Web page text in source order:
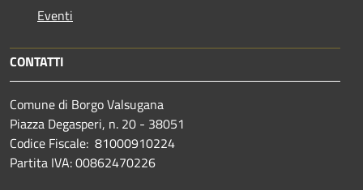
Eventi
CONTATTI
Comune di Borgo Valsugana
Piazza Degasperi, n. 20 - 38051
Codice Fiscale: 81000910224
Partita IVA: 00862470226